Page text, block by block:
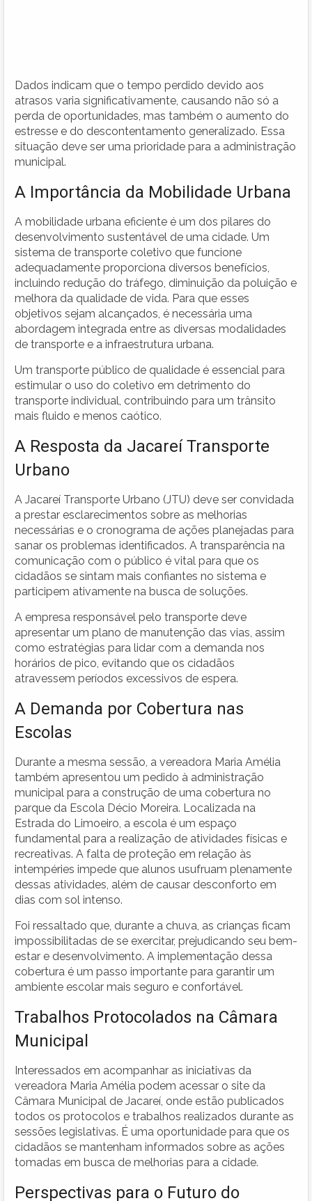
Dados indicam que o tempo perdido devido aos
atrasos varia significativamente, causando não só a
perda de oportunidades, mas também o aumento do
estresse e do descontentamento generalizado. Essa
situação deve ser uma prioridade para a administração
municipal.
A Importância da Mobilidade Urbana
A mobilidade urbana eficiente é um dos pilares do
desenvolvimento sustentável de uma cidade. Um
sistema de transporte coletivo que funcione
adequadamente proporciona diversos benefícios,
incluindo redução do tráfego, diminuição da poluição e
melhora da qualidade de vida. Para que esses
objetivos sejam alcançados, é necessária uma
abordagem integrada entre as diversas modalidades
de transporte e a infraestrutura urbana.
Um transporte público de qualidade é essencial para
estimular o uso do coletivo em detrimento do
transporte individual, contribuindo para um trânsito
mais fluido e menos caótico.
A Resposta da Jacareí Transporte
Urbano
A Jacareí Transporte Urbano (JTU) deve ser convidada
a prestar esclarecimentos sobre as melhorias
necessárias e o cronograma de ações planejadas para
sanar os problemas identificados. A transparência na
comunicação com o público é vital para que os
cidadãos se sintam mais confiantes no sistema e
participem ativamente na busca de soluções.
A empresa responsável pelo transporte deve
apresentar um plano de manutenção das vias, assim
como estratégias para lidar com a demanda nos
horários de pico, evitando que os cidadãos
atravessem períodos excessivos de espera.
A Demanda por Cobertura nas
Escolas
Durante a mesma sessão, a vereadora Maria Amélia
também apresentou um pedido à administração
municipal para a construção de uma cobertura no
parque da Escola Décio Moreira. Localizada na
Estrada do Limoeiro, a escola é um espaço
fundamental para a realização de atividades físicas e
recreativas. A falta de proteção em relação às
intempéries impede que alunos usufruam plenamente
dessas atividades, além de causar desconforto em
dias com sol intenso.
Foi ressaltado que, durante a chuva, as crianças ficam
impossibilitadas de se exercitar, prejudicando seu bem-
estar e desenvolvimento. A implementação dessa
cobertura é um passo importante para garantir um
ambiente escolar mais seguro e confortável.
Trabalhos Protocolados na Câmara
Municipal
Interessados em acompanhar as iniciativas da
vereadora Maria Amélia podem acessar o site da
Câmara Municipal de Jacareí, onde estão publicados
todos os protocolos e trabalhos realizados durante as
sessões legislativas. É uma oportunidade para que os
cidadãos se mantenham informados sobre as ações
tomadas em busca de melhorias para a cidade.
Perspectivas para o Futuro do